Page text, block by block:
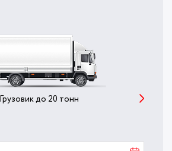
Грузовик до 20 тонн